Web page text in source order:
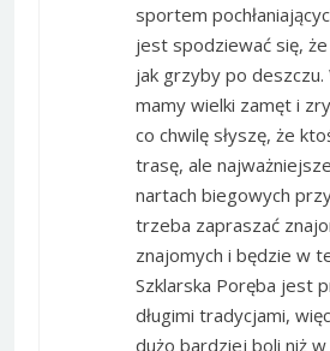
sportem
jest spodziewać się,
jak grzyby po deszczu.
mamy wielki zamęt i
co chwilę słyszę, że
trasę, ale
nartach biegowych
trzeba zapraszać
znajomych i będzie w
Szklarska Poręba jest
długimi tradycjami,
dużo bardziej boli niż